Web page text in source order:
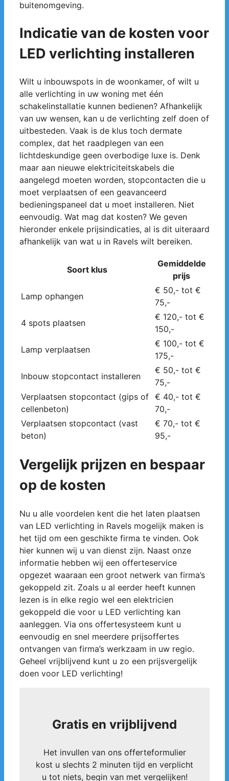
buitenomgeving.
Indicatie van de kosten voor
LED verlichting installeren
Wilt u inbouwspots in de woonkamer, of wilt u
alle verlichting in uw woning met één
schakelinstallatie kunnen bedienen? Afhankelijk
van uw wensen, kan u de verlichting zelf doen of
uitbesteden. Vaak is de klus toch dermate
complex, dat het raadplegen van een
lichtdeskundige geen overbodige luxe is. Denk
maar aan nieuwe elektriciteitskabels die
aangelegd moeten worden, stopcontacten die u
moet verplaatsen of een geavanceerd
bedieningspaneel dat u moet installeren. Niet
eenvoudig. Wat mag dat kosten? We geven
hieronder enkele prijsindicaties, al is dit uiteraard
afhankelijk van wat u in Ravels wilt bereiken.
Soort klus
Gemiddelde
prijs
Lamp ophangen
€ 50,- tot €
75,-
4 spots plaatsen
€ 120,- tot €
150,-
Lamp verplaatsen
€ 100,- tot €
175,-
Inbouw stopcontact installeren
€ 50,- tot €
75,-
Verplaatsen stopcontact (gips of
cellenbeton)
€ 40,- tot €
70,-
Verplaatsen stopcontact (vast
beton)
€ 70,- tot €
95,-
Vergelijk prijzen en bespaar
op de kosten
Nu u alle voordelen kent die het laten plaatsen
van LED verlichting in Ravels mogelijk maken is
het tijd om een geschikte firma te vinden. Ook
hier kunnen wij u van dienst zijn. Naast onze
informatie hebben wij een offerteservice
opgezet waaraan een groot netwerk van firma’s
gekoppeld zit. Zoals u al eerder heeft kunnen
lezen is in elke regio wel een elektricien
gekoppeld die voor u LED verlichting kan
aanleggen. Via ons offertesysteem kunt u
eenvoudig en snel meerdere prijsoffertes
ontvangen van firma’s werkzaam in uw regio.
Geheel vrijblijvend kunt u zo een prijsvergelijk
doen voor LED verlichting!
Gratis en vrijblijvend
Het invullen van ons offerteformulier
kost u slechts 2 minuten tijd en verplicht
u tot niets, begin van met vergelijken!